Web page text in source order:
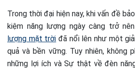
Trong thời đại hiện nay, khi vấn đề
kiệm năng lượng ngày càng trở
lượng mặt trời đã nổi lên như một
quả và bền vững. Tuy nhiên, không
những lợi ích và Sự thật về đèn